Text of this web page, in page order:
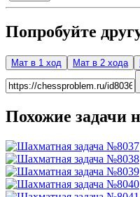
Попробуйте
Мат в 1 ход Мат в 2 хода
Похожие задачи